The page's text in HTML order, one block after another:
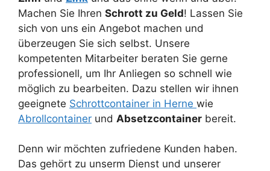
Machen Sie Ihren Schrott zu Geld! Lassen Sie
sich von uns ein Angebot machen und
überzeugen Sie sich selbst. Unsere
kompetenten Mitarbeiter beraten Sie gerne
professionell, um Ihr Anliegen so schnell wie
möglich zu bearbeiten. Dazu stellen wir ihnen
geeignete Schrottcontainer in Herne wie
Abrollcontainer und Absetzcontainer bereit.
Denn wir möchten zufriedene Kunden haben.
Das gehört zu unserm Dienst und unserer